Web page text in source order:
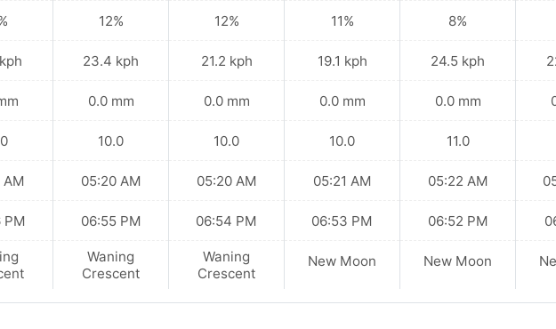
AM
PM
12%
23.4 kph
0.0 mm
10.0
05:20 AM
06:55 PM
Waning
Crescent
12%
21.2 kph
0.0 mm
10.0
05:20 AM
06:54 PM
Waning
Crescent
11%
19.1 kph
0.0 mm
10.0
05:21 AM
06:53 PM
New Moon
8%
24.5 kph
0.0 mm
11.0
05:22 AM
06:52 PM
New Moon